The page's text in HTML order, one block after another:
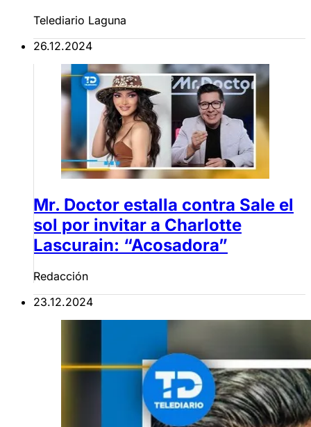
Telediario Laguna
26.12.2024
Mr. Doctor estalla contra Sale el
sol por invitar a Charlotte
Lascurain: “Acosadora”
Redacción
23.12.2024